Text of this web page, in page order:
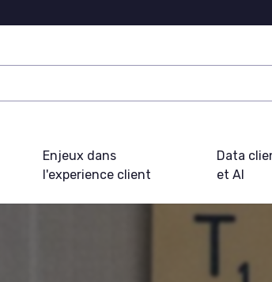
Enjeux dans
l'experience client
Data
et AI